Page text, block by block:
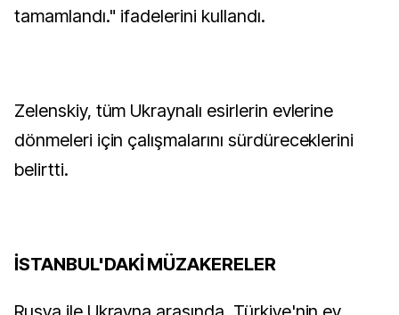
tamamlandı." ifadelerini kullandı.
Zelenskiy, tüm Ukraynalı esirlerin evlerine
dönmeleri için çalışmalarını sürdüreceklerini
belirtti.
İSTANBUL'DAKİ MÜZAKERELER